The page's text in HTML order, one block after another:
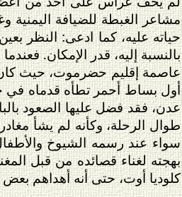
مشاعر الغبطة للضيافة اليمنية
حياته عليه، كما ادعى: النظر
بالنسبة إليه، قدر الإمكان.
عاصمة إقليم حضرموت، حيث كان
أول بساط أحمر تطأه قدماه في
عدن، فقد فضل عليها الصعود
طوال الرحلة، وكأنه لم يشأ
سواء عند رسمه الشيوخ
بهجته لغناء قصائده من قبل
كلوديا أوت، حتى أنه أهداهم